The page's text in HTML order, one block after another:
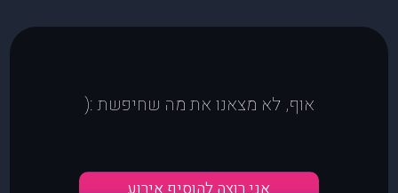
אוף, לא מצאנו את מה שחיפשת :(